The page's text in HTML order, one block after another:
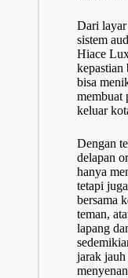
Dari layar
sistem
Hiace
kepastian
bisa
membuat
keluar
Dengan
delapan
hanya
tetapi
bersama
teman,
lapang
jarak